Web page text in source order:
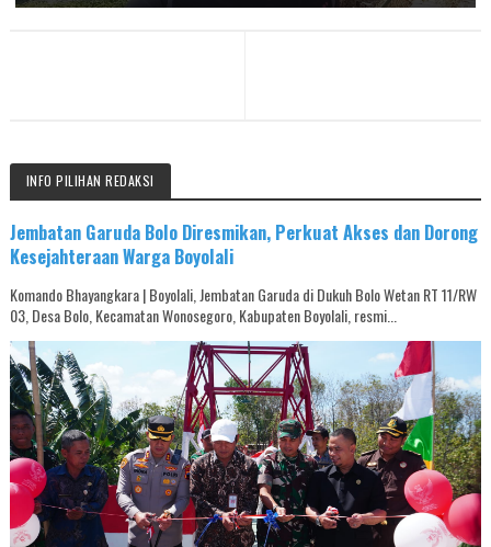
INFO PILIHAN REDAKSI
Jembatan Garuda Bolo Diresmikan, Perkuat Akses dan Dorong
Kesejahteraan Warga Boyolali
Komando Bhayangkara | Boyolali, Jembatan Garuda di Dukuh Bolo Wetan RT 11/RW
03, Desa Bolo, Kecamatan Wonosegoro, Kabupaten Boyolali, resmi...